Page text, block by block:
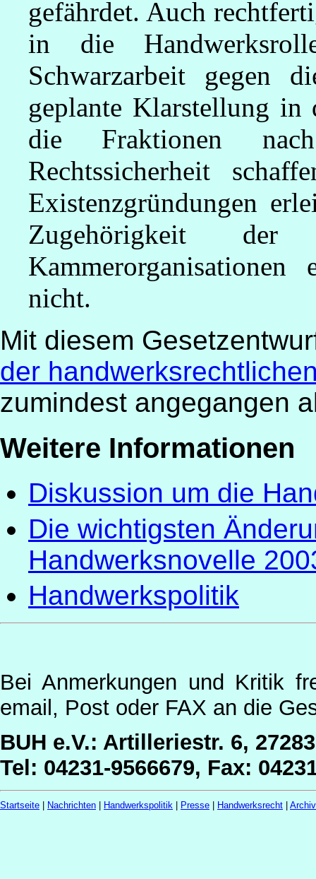
gefährdet. Auch
in die
Schwarzarbeit gegen
geplante Klarstellung in
die Fraktionen
Rechtssicherheit
Existenzgründungen
Zugehörigkeit
nicht.
Mit diesem
der
zumindest angegangen
Weitere Informationen
Diskussion um die
Die wichtigsten
Handwerksnovelle
Handwerkspolitik
Bei Anmerkungen und Kritik
email, Post oder FAX an die
BUH e.V.: Artilleriestr. 6,
Tel: 04231-9566679, Fax:
Startseite Nachrichten Handwerkspolitik Presse Handwerksrecht